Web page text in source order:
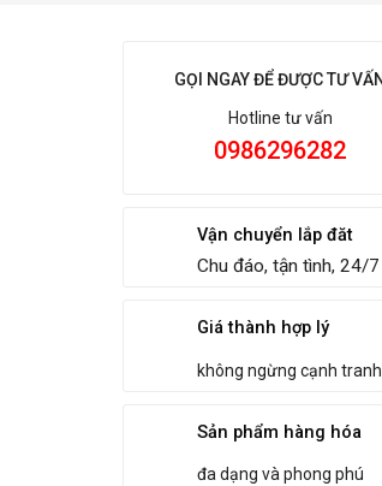
GỌI NGAY ĐỂ ĐƯỢC TƯ VẤN
Hotline tư vấn
0986296282
Vận chuyển lắp đăt
Chu đáo, tận tình, 24/7
Giá thành hợp lý
không ngừng cạnh tranh
Sản phẩm hàng hóa
đa dạng và phong phú